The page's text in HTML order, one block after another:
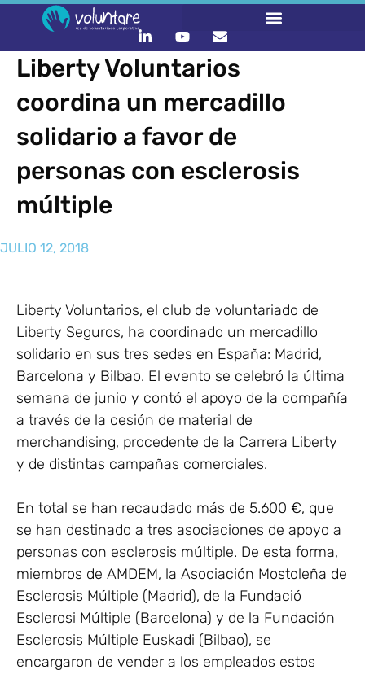
Liberty Voluntarios
coordina un mercadillo
solidario a favor de
personas con esclerosis
múltiple
JULIO 12, 2018
Liberty Voluntarios, el club de voluntariado de
Liberty Seguros, ha coordinado un mercadillo
solidario en sus tres sedes en España: Madrid,
Barcelona y Bilbao. El evento se celebró la última
semana de junio y contó el apoyo de la compañía
a través de la cesión de material de
merchandising, procedente de la Carrera Liberty
y de distintas campañas comerciales.
En total se han recaudado más de 5.600 €, que
se han destinado a tres asociaciones de apoyo a
personas con esclerosis múltiple. De esta forma,
miembros de AMDEM, la Asociación Mostoleña de
Esclerosis Múltiple (Madrid), de la Fundació
Esclerosi Múltiple (Barcelona) y de la Fundación
Esclerosis Múltiple Euskadi (Bilbao), se
encargaron de vender a los empleados estos